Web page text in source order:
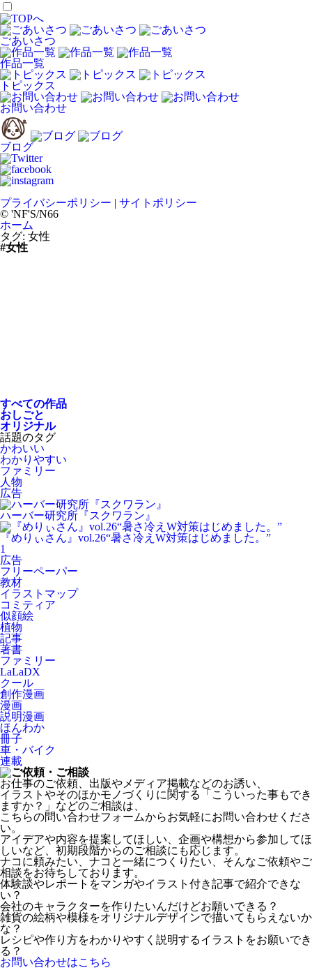
ごあいさつ
作品一覧
トピックス
お問い合わせ
ブログ
プライバシーポリシー | サイトポリシー
© 'NF'S/N66
ホーム
タグ: 女性
#女性
すべての作品
おしごと
オリジナル
話題のタグ
かわいい
わかりやすい
ファミリー
人物
広告
ハーバー研究所『スクワラン』
『めりぃさん』vol.26“暑さ冷えW対策はじめました。”
1
広告
フリーペーパー
教材
イラストマップ
コミティア
似顔絵
植物
記事
著書
ファミリー
LaLaDX
クール
創作漫画
漫画
説明漫画
ほんわか
冊子
車・バイク
連載
お仕事のご依頼、出版やメディア掲載などのお誘い、
イラストやそのほかモノづくりに関する
「こういった事もでき
ますか？」などのご相談は、
こちらの問い合わせフォームからお気軽にお問い合わせくださ
い。
アイデアや内容を提案してほしい、企画や構想から参加してほ
しいなど、 初期段階からのご相談にも応じます。
ナコに頼みたい、ナコと一緒につくりたい、 そんなご依頼やご
相談をお待ちしております。
体験談やレポートをマンガやイラスト付き記事で紹介できな
い？
会社のキャラクターを作りたいんだけどお願いできる？
雑貨の絵柄や模様をオリジナルデザインで描いてもらえないか
な？
レシピや作り方をわかりやすく説明するイラストをお願いでき
る？
お問い合わせはこちら